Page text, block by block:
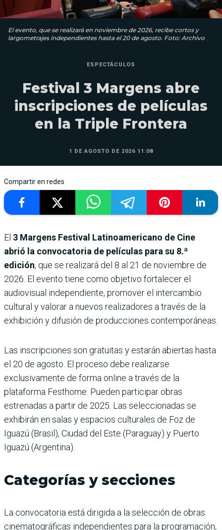
El evento, que se realizará en noviembre de 2026, recibe cortos y
largometrajes independientes hasta el 20 de agosto. Foto: Archivo
ESPECTÁCULOS
Festival 3 Margens abre
inscripciones de películas
en la Triple Frontera
1 DE AGOSTO DE 2026 11:08
Compartir en redes
El 3 Margens Festival Latinoamericano de Cine
abrió la convocatoria de películas para su 8.ª
edición, que se realizará del 8 al 21 de noviembre de
2026. El evento tiene como objetivo fortalecer el
audiovisual independiente, promover el intercambio
cultural y valorar a nuevos realizadores a través de la
exhibición y difusión de producciones contemporáneas.
Las inscripciones son gratuitas y estarán abiertas hasta
el 20 de agosto. El proceso debe realizarse
exclusivamente de forma online a través de la
plataforma Festhome. Pueden participar obras
estrenadas a partir de 2025. Las seleccionadas se
exhibirán en salas y espacios culturales de Foz de
Iguazú (Brasil), Ciudad del Este (Paraguay) y Puerto
Iguazú (Argentina).
Categorías y secciones
La convocatoria está dirigida a la selección de obras
cinematográficas independientes para la programación,